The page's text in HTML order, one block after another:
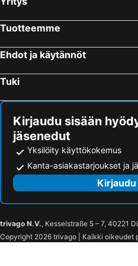
Tuotteemme
Ehdot ja käytännöt
Tuki
Kirjaudu sisään
jäsenedut
Yksilöity käyttökokemus
Kanta-asiakastarjoukset ja
Kirjaudu
trivago N.V., Kesselstraße 5 – 7, 40221
Copyright 2026 trivago | Kaikki oikeudet